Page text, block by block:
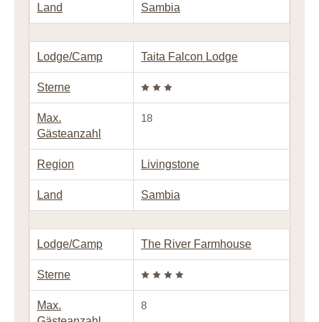
Land Sambia
Lodge/Camp Taita Falcon Lodge
Sterne
Max.
Gästeanzahl
18
Region Livingstone
Land Sambia
Lodge/Camp The River Farmhouse
Sterne
Max.
8